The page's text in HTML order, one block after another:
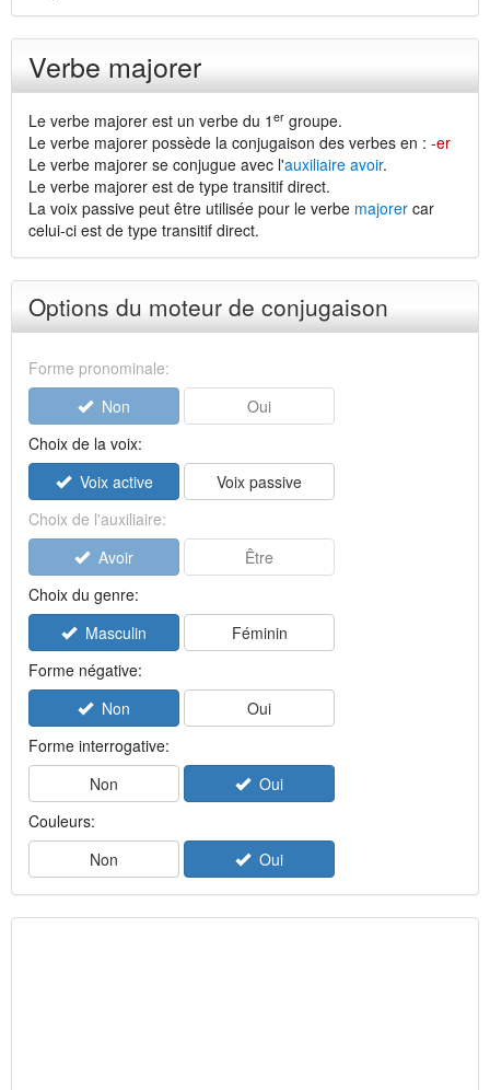
Verbe majorer
Le verbe majorer est un verbe du 1 er groupe.
Le verbe majorer possède la conjugaison des verbes en : -er
Le verbe majorer se conjugue avec l'auxiliaire avoir.
Le verbe majorer est de type transitif direct.
La voix passive peut être utilisée pour le verbe majorer car
celui-ci est de type transitif direct.
Options du moteur de conjugaison
Forme pronominale:
Non
Oui
Choix de la voix:
Voix active
Voix passive
Choix de l'auxiliaire:
Avoir
Être
Choix du genre:
Masculin
Féminin
Forme négative:
Non
Oui
Forme interrogative:
Non
Oui
Couleurs:
Non
Oui